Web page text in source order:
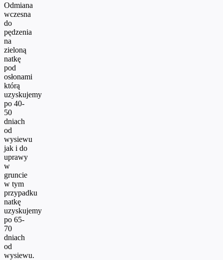
Odmiana
wczesna
do
pędzenia
na
zieloną
natkę
pod
osłonami
którą
uzyskujemy
po 40-
50
dniach
od
wysiewu
jak i do
uprawy
w
gruncie
w tym
przypadku
natkę
uzyskujemy
po 65-
70
dniach
od
wysiewu.